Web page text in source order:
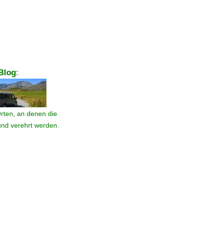
:
an denen die
verehrt werden.